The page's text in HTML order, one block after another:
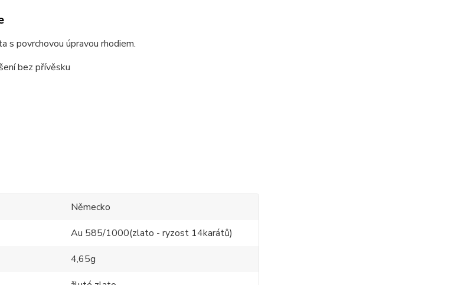
povrchovou úpravou rhodiem.
bez přívěsku
Německo
Au 585/1000(zlato - ryzost 14karátů)
4,65g